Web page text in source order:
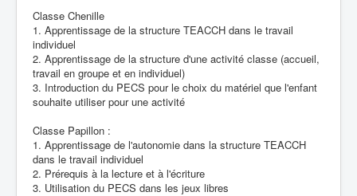
Contact
Photos
Faire un don
Classe Chenille
1. Apprentissage de la structure TEACCH dans le travail
individuel
2. Apprentissage de la structure d'une activité classe (accueil,
travail en groupe et en individuel)
3. Introduction du PECS pour le choix du matériel que l'enfant
souhaite utiliser pour une activité
Classe Papillon :
1. Apprentissage de l'autonomie dans la structure TEACCH
dans le travail individuel
2. Prérequis à la lecture et à l'écriture
3. Utilisation du PECS dans les jeux libres